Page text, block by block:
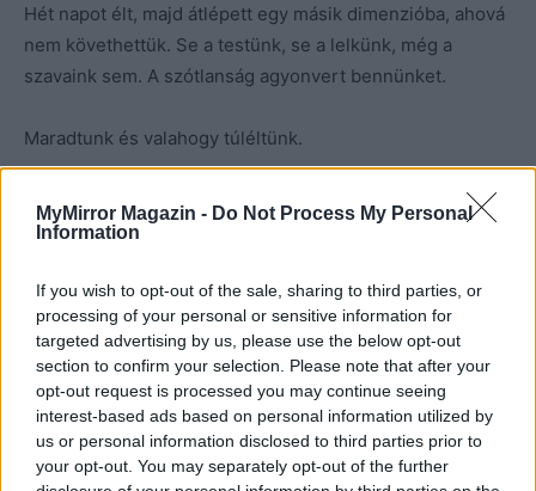
MyMirror Magazin - Do Not Process My Personal
Information
If you wish to opt-out of the sale, sharing to third parties, or
processing of your personal or sensitive information for
targeted advertising by us, please use the below opt-out
section to confirm your selection. Please note that after your
opt-out request is processed you may continue seeing
interest-based ads based on personal information utilized by
us or personal information disclosed to third parties prior to
your opt-out. You may separately opt-out of the further
Hét napot élt, majd átlépett egy másik dimenzióba, ahová
nem követhettük. Se a testünk, se a lelkünk, még a
szavaink sem. A szótlanság agyonvert bennünket.
Maradtunk és valahogy túléltünk.